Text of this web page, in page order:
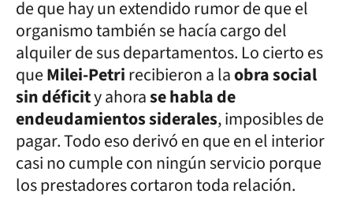
de que hay un extendido rumor de que el
organismo también se hacía cargo del
alquiler de sus departamentos. Lo cierto es
queMilei-Petrirecibieron a laobra social
sin déficity ahorase habla de
endeudamientos siderales, imposibles de
pagar. Todo eso derivó en que en el interior
casi no cumple con ningún servicio porque
los prestadores cortaron toda relación.